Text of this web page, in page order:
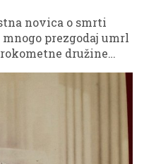
novica o smrti
prezgodaj umrl
družine
med ljudmi, ki so ga